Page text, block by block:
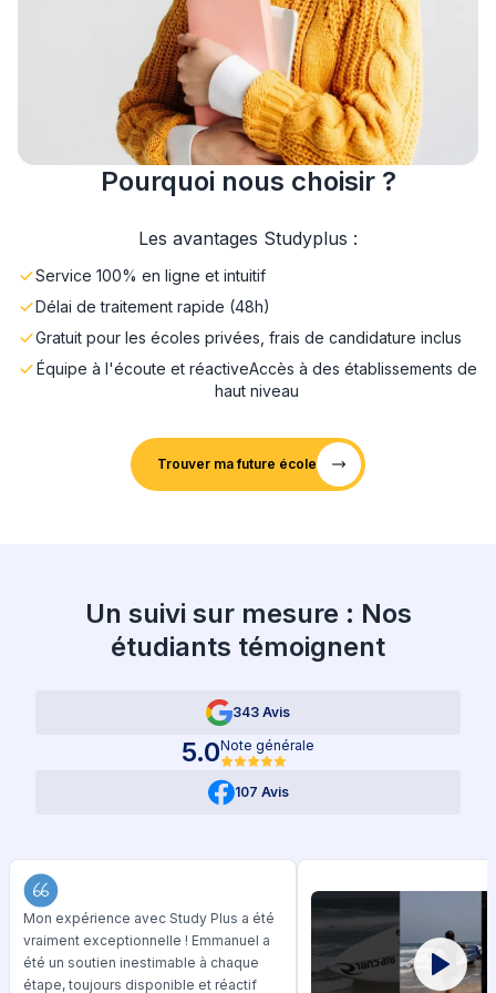
Pourquoi nous choisir ?
Les avantages Studyplus :
Service 100% en ligne et intuitif
Délai de traitement rapide (48h)
Gratuit pour les écoles privées, frais de candidature inclus
Équipe à l'écoute et réactiveAccès à des établissements de
haut niveau
Trouver ma future école
Un suivi sur mesure : Nos
étudiants témoignent
343 Avis
5.0Note générale
107 Avis
Mon expérience avec Study Plus a été
vraiment exceptionnelle ! Emmanuel a
été un soutien inestimable à chaque
étape, toujours disponible et réactif